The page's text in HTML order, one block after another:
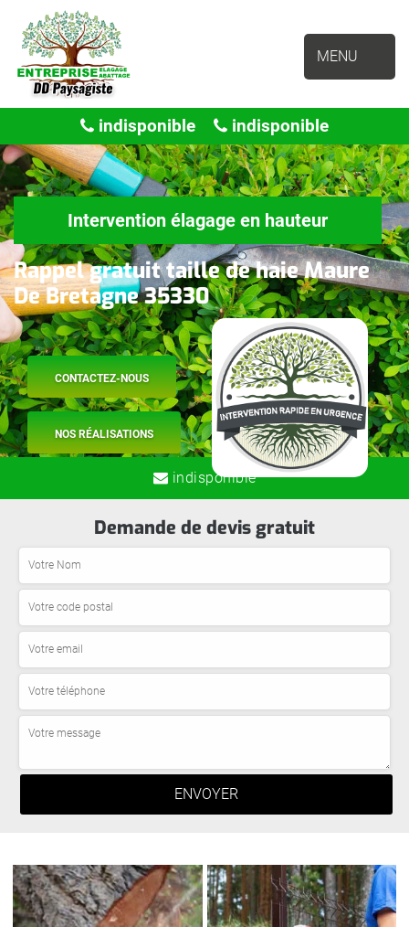
MENU
indisponible indisponible
Intervention élagage en hauteur
Rappel gratuit taille de haie Maure
De Bretagne 35330
CONTACTEZ-NOUS
NOS RÉALISATIONS
indisponible
Demande de devis gratuit